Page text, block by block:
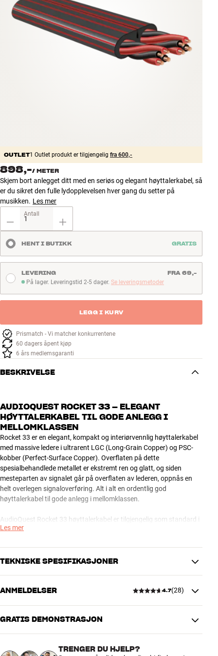
Tilbehør
INSPIRASJON
Logg inn
Kundeservice
Bygg med lyd
OUTLET1 Outlet produkt er tilgjengelig fra 600,-
898,-/ METER
Skjem bort anlegget ditt med en seriøs og elegant høyttalerkabel, så
er du sikret den fulle lydopplevelsen hver gang du setter på
musikken. Les mer
Antall
HENT I BUTIKK GRATIS
På lager. Leveringstid 2-5 dager
På lager. Leveringstid 2-5 dager. Se leveringsmetoder
LEVERING FRA 69,-
LEGG I KURV
Prismatch - Vi matcher konkurrentene
60 dagers åpent kjøp
6 års medlemsgaranti
BESKRIVELSE
AUDIOQUEST ROCKET 33 – ELEGANT
HØYTTALERKABEL TIL GODE ANLEGG I
MELLOMKLASSEN
Rocket 33 er en elegant, kompakt og interiørvennlig høyttalerkabel
med massive ledere i ultrarent LGC (Long-Grain Copper) og PSC-
kobber (Perfect-Surface Copper). Overflaten på dette
spesialbehandlede metallet er ekstremt ren og glatt, og siden
mesteparten av signalet går på overflaten av lederen, oppnås en
helt overlegen signaloverføring. Alt i alt en ordentlig god
høyttalerkabel til gode anlegg i mellomklassen.
AudioQuest Rocket 33 høyttalerkabel er tilgjengelig som standard i
single-wire (2 x banan > 2 x banan) eller biwire-versjon (2 x banan >
forespørsel.
spesialprodukt som du ikke finner på vår hjemmeside.
ambisiøse anlegg
Flat Rock er en god og avansert serie av AudioQuest-
selv i ambisiøse, audiofile systemer. Designet er usedvanlig
Les mer
TEKNISKE SPESIFIKASJONER
YTELSE
AWG
14
Lederoverflate
2,08 mm2
ANMELDELSER 4.7(28)
4.7
GRATIS DEMONSTRASJON
TRENGER DU HJELP?